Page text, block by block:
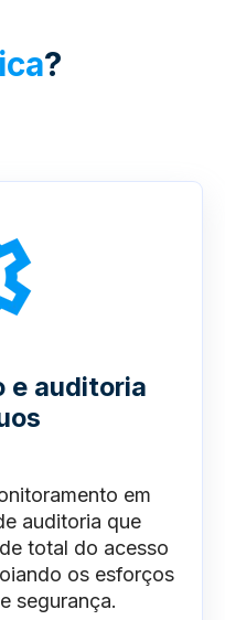
?
e auditoria
em
auditoria que
total do acesso
os esforços
segurança.